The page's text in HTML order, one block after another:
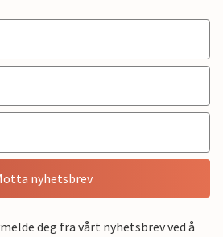
nyhetsbrev
deg fra vårt nyhetsbrev ved å